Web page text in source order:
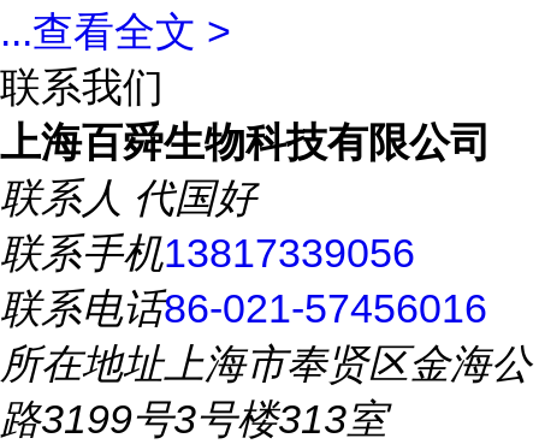
...查看全文 >
联系我们
上海百舜生物科技有限公司
联系人 代国好
联系手机13817339056
联系电话86-021-57456016
所在地址上海市奉贤区金海公
路3199号3号楼313室